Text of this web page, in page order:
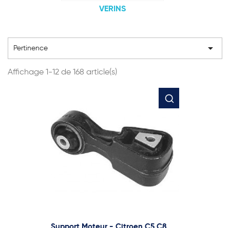
VERINS
Pertinence 
Affichage 1-12 de 168 article(s)